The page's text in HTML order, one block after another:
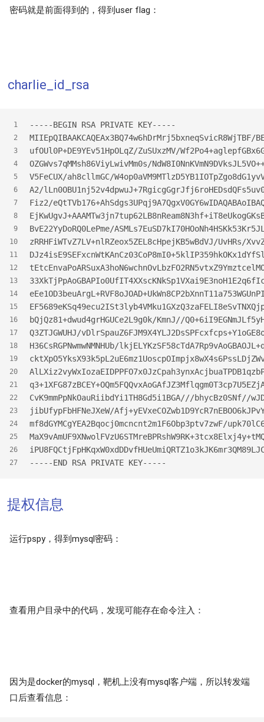
密码就是前面得到的，得到user flag：
charlie_id_rsa
1
2
3
4
5
6
7
8
9
10
11
12
13
14
15
16
17
18
19
20
21
22
23
24
25
26
27
-----BEGIN RSA PRIVATE KEY-----
MIIEpQIBAAKCAQEAx3BQ74w6hDrMrj5bxneqSvicR8WjTBF/
ufOUl0P+DE9YEv51HpOLqZ/ZuSUxzMV/
OZGWvs7qMMsh86ViyLwivMm0s/
V5FeCUX/ah8cllmGC/
A2/
Fiz2/
BvE22YyDoRQ0LePme/
zRRHFiWTvZ7LV+nlRZeox5ZEL8cHpejKB5wBdVJ/UvHRs/
bQjQz81+dwud4grHGUCe2L9g0k/KmnJ//
Q3ZTJGWUHJ/
H36CsRGPNwmwNMNHUb/
CvK9mmPpNkOauRiibdYi1TH8Gd5i1BGA///bhycBz0SNf//
jibUfypFbHFNeJXeW/
mf8dGYMCgYEA2Bqocj0mcncnt2m1F6Obp3ptv7zwF/
-----END RSA PRIVATE KEY-----
提权信息
运行pspy，得到mysql密码：
查看用户目录中的代码，发现可能存在命令注入：
因为是docker的mysql，靶机上没有mysql客户端，所以转发端
口后查看信息：